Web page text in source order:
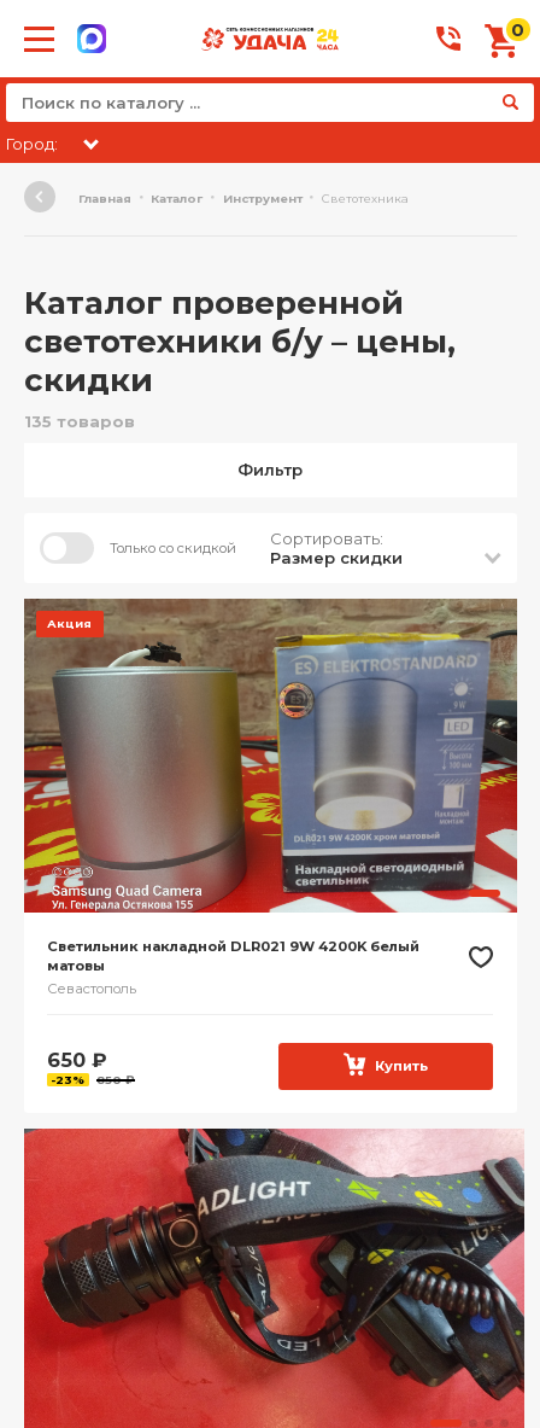
0
Город:
Главная Каталог Инструмент Светотехника
Каталог проверенной
светотехники б/у – цены,
скидки
135 товаров
Фильтр
Только со скидкой
Сортировать:
Размер скидки
Акция
Светильник накладной DLR021 9W 4200K белый
матовы
Севастополь
650 ₽
-23% 850 ₽
Купить